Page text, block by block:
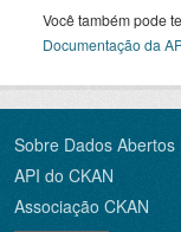
Você também pode
Documentação da
Sobre Dados Abertos
API do CKAN
Associação CKAN